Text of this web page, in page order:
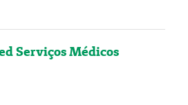
Serviços Médicos